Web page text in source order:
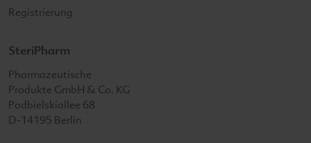
Registrierung
SteriPharm
SteriPharm
Pharmazeutische
Produkte GmbH & Co. KG
Podbielskiallee 68
D-14195 Berlin